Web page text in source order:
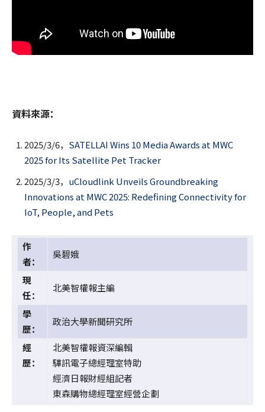
資料來源：
2025/3/6， SATELLAI Wins 10 Media Awards at MWC
2025 for Its Satellite Pet Tracker
2025/3/3， uCloudlink Unveils Groundbreaking
Innovations at MWC 2025: Redefining Connectivity for
IoT, People, and Pets
作
者：
吳碧娥
現
任：
北美智權報主編
學
歷：
政治大學新聞研究所
經
歷：
北美智權報資深編輯
驊訊電子總經理室特助
經濟日報財經組記者
東森購物總經理室經營企劃